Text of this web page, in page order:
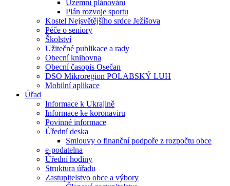
Územní plánování
Plán rozvoje sportu
Kostel Nejsvětějšího srdce Ježíšova
Péče o seniory
Školství
Užitečné publikace a rady
Obecní knihovna
Obecní časopis Osečan
DSO Mikroregion POLABSKÝ LUH
Mobilní aplikace
Úřad
Informace k Ukrajině
Informace ke koronaviru
Povinné informace
Úřední deska
Smlouvy o finanční podpoře z rozpočtu obce
e-podatelna
Úřední hodiny
Struktura úřadu
Zastupitelstvo obce a výbory